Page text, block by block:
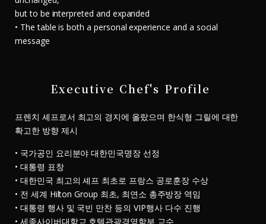
but to be interpreted and expanded
• The table is both a personal experience and a social
message
Executive Chef's Profile
프렌치 셰프로서 최고의 경지에 올랐으며 한식형 그릴에 대한
확고한 방향 제시
• 국가공인 요리분야 대한민국명장 선정
• 대통령 표창
• 대한민국 최고의 셰프 최초로 프랑스 공로훈장 수상
• 전 세계 Hilton Group 최초, 최연소 총주방장 역임
• 대통령 행사 및 국빈 만찬 등의 VIP행사 다수 진행
• 세종사이버대학교 호텔관광경영학부 교수